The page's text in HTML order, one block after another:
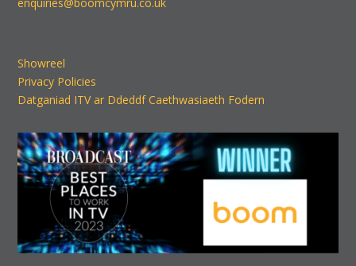
enquiries@boomcymru.co.uk
Showreel
Privacy Policies
Datganiad ITV ar Ddeddf Caethwasiaeth Fodern